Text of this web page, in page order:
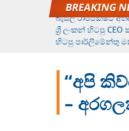
රන් ගෙනා
බැසිල් රාජපක්ෂව
ශ්‍රී ලංකන් හිටපු
හිටපු පාර්ලිමේන්තු
“අපි
–